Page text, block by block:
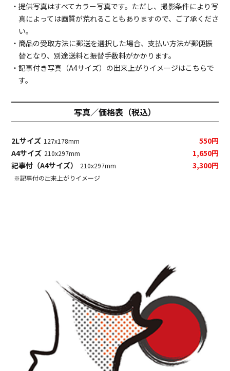
・提供写真はすべてカラー写真です。ただし、撮影条件により写
真によっては画質が荒れることもありますので、ご了承くださ
い。
・商品の受取方法に郵送を選択した場合、支払い方法が郵便振
替となり、別途送料と振替手数料がかかります。
・記事付き写真（A4サイズ）の出来上がりイメージはこちらで
す。
写真／価格表（税込）
2Lサイズ 127x178mm
550円
A4サイズ 210x297mm
1,650円
記事付（A4サイズ）
210x297mm 3,300円
※記事付の出来上がりイメージ